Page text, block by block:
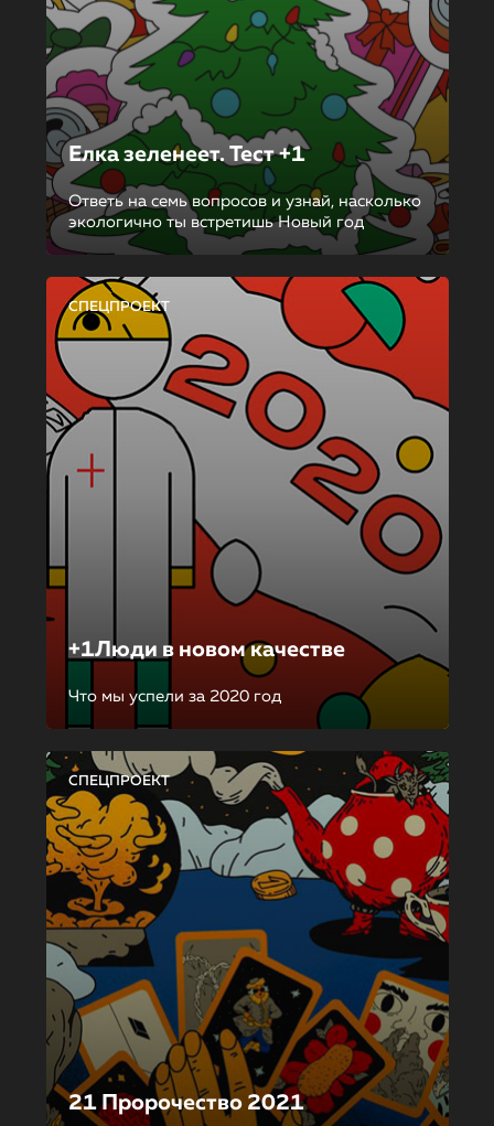
Елка зеленеет. Тест +1
Ответь на семь вопросов и узнай, насколько
экологично ты встретишь Новый год
СПЕЦПРОЕКТ
+1Люди в новом качестве
Что мы успели за 2020 год
СПЕЦПРОЕКТ
21 Пророчество 2021